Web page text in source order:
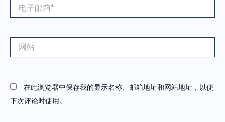
在此浏览器中保存我的显示名称、邮箱地址和网站地址，以便
下次评论时使用。